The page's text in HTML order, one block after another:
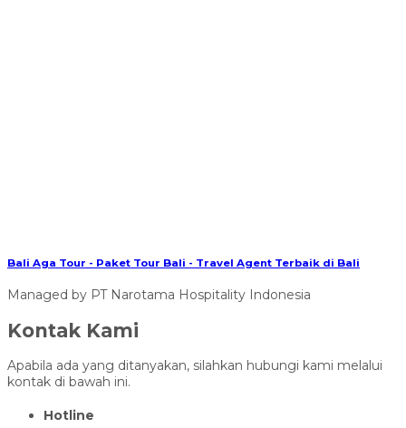
Bali Aga Tour - Paket Tour Bali - Travel Agent Terbaik di Bali
Managed by PT Narotama Hospitality Indonesia
Kontak Kami
Apabila ada yang ditanyakan, silahkan hubungi kami melalui
kontak di bawah ini.
Hotline